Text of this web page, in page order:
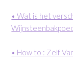
• Wat is het
• How to : Zelf